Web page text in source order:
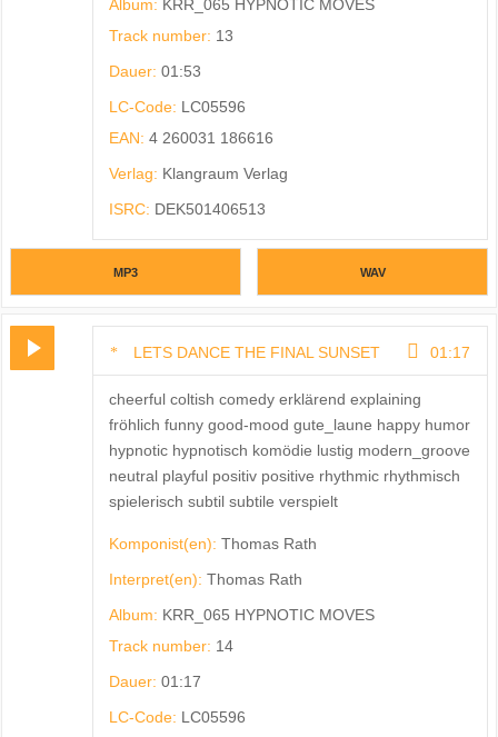
Album: KRR_065 HYPNOTIC MOVES
Track number: 13
Dauer: 01:53
LC-Code: LC05596
EAN: 4 260031 186616
Verlag: Klangraum Verlag
ISRC: DEK501406513
MP3 WAV
LETS DANCE THE FINAL SUNSET 01:17
cheerful coltish comedy erklärend explaining
fröhlich funny good-mood gute_laune happy humor
hypnotic hypnotisch komödie lustig modern_groove
neutral playful positiv positive rhythmic rhythmisch
spielerisch subtil subtile verspielt
Komponist(en): Thomas Rath
Interpret(en): Thomas Rath
Album: KRR_065 HYPNOTIC MOVES
Track number: 14
Dauer: 01:17
LC-Code: LC05596